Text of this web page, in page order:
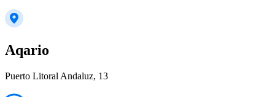
Aqario
Puerto Litoral Andaluz, 13